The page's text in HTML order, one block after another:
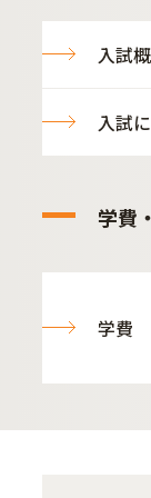
入試
入試
学費
学費